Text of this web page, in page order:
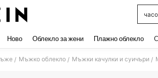
Ново Облекло за жени Плажно облекло
/ Мъжко облекло / Мъжки качулки и суичъри /